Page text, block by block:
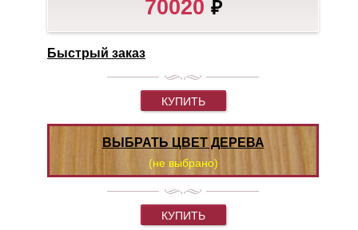
70020 ₽
Быстрый заказ
КУПИТЬ
ВЫБРАТЬ ЦВЕТ ДЕРЕВА
(не выбрано)
КУПИТЬ